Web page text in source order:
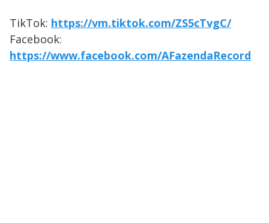
TikTok: https://vm.tiktok.com/ZS5cTvgC/
Facebook:
https://www.facebook.com/AFazendaRecord